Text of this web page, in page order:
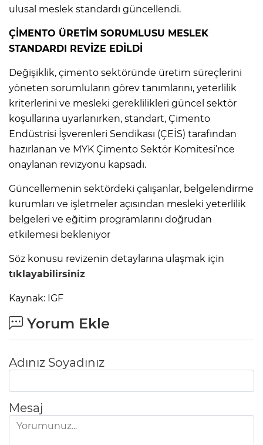
ulusal meslek standardı güncellendi.
ÇİMENTO ÜRETİM SORUMLUSU MESLEK
STANDARDI REVİZE EDİLDİ
Değişiklik, çimento sektöründe üretim süreçlerini
yöneten sorumluların görev tanımlarını, yeterlilik
kriterlerini ve mesleki gereklilikleri güncel sektör
koşullarına uyarlanırken, standart, Çimento
Endüstrisi İşverenleri Sendikası (ÇEİS) tarafından
hazırlanan ve MYK Çimento Sektör Komitesi’nce
onaylanan revizyonu kapsadı.
Güncellemenin sektördeki çalışanlar, belgelendirme
kurumları ve işletmeler açısından mesleki yeterlilik
belgeleri ve eğitim programlarını doğrudan
etkilemesi bekleniyor
Söz konusu revizenin detaylarına ulaşmak için
tıklayabilirsiniz
Kaynak: IGF
Yorum Ekle
Adınız Soyadınız
Mesaj